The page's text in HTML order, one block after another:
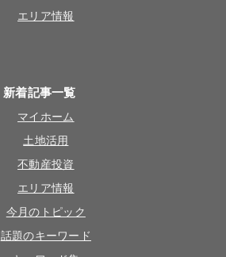
エリア情報
新着記事一覧
マイホーム
土地活用
不動産投資
エリア情報
今月のトピック
話題のキーワード